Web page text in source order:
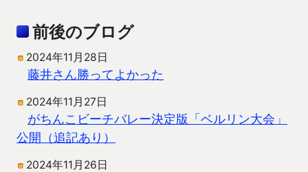
前後のブログ
2024年11月28日
藤井さん勝ってよかった
2024年11月27日
がちんこビーチバレー決定版「ベルリン大会」
公開（追記あり）
2024年11月26日